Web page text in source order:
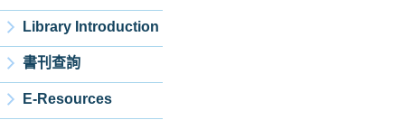
Library Introduction
書刊查詢
E-Resources